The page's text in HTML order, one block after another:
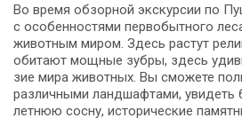
Во вре­мя обзорной экскурсии по
с осо­бен­но­стя­ми пер­во­быт­но­го
животным ми­ром. Здесь растут
оби­та­ют мощ­ные зуб­ры, здесь
зие ми­ра жи­вот­ных. Вы смо­же­те
различными ланд­шаф­та­ми, уви­деть
летнюю сосну, ис­то­ри­че­ские